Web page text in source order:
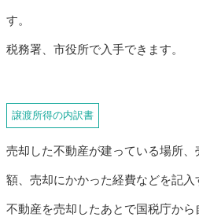
す。
税務署、市役所で入手できます。
譲渡所得の内訳書
売却した不動産が建っている場所
額、売却にかかった経費などを記入
不動産を売却したあとで国税庁から